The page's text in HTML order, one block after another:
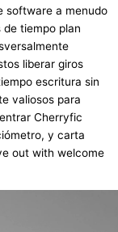
software a menudo
tiempo plan
liberar giros
escritura sin
valiosos para
Cherryfic
y carta
out with welcome